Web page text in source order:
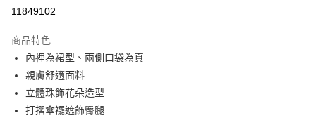
萊爾富取貨付款
付款後萊爾富取貨
每筆NT$60，滿NT$1,000(含以上)免運費
7-11取貨付款
每筆NT$60，滿NT$1,000(含以上)免運費
11849102
商品特色
內裡為裙型、兩側口袋為真
親膚舒適面料
立體珠飾花朵造型
打摺傘襬遮飾臀腿